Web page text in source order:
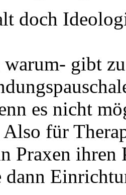
doch
warum- gibt
es nicht
Also für
Praxen
dann